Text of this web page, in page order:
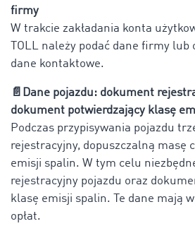
firmy
W trakcie zakładania konta
TOLL należy podać dane firmy lub
dane kontaktowe.
📄 Dane pojazdu: dokument
dokument potwierdzający klasę
Podczas przypisywania pojazdu
rejestracyjny, dopuszczalną masę
emisji spalin. W tym celu
rejestracyjny pojazdu oraz
klasę emisji spalin. Te dane mają
opłat.